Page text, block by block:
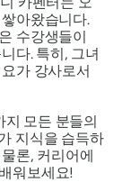
아왔습니다.
수강생들이
다. 특히, 그녀
가 강사로서
지 모든 분들의
지식을 습득하
론, 커리어에
워보세요!